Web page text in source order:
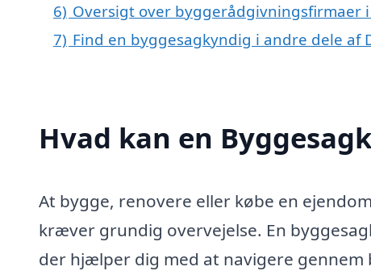
6) Oversigt over byggerådgivningsfirmaer
7) Find en byggesagkyndig i andre dele af
Hvad kan en
At bygge, renovere eller købe en
kræver grundig overvejelse. En
der hjælper dig med at navigere